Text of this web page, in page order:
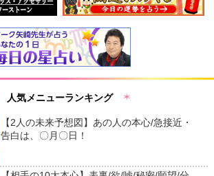
人気メニューランキング
【2人の未来予想図】あの人の本心/急接近・
告白は、〇月〇日！